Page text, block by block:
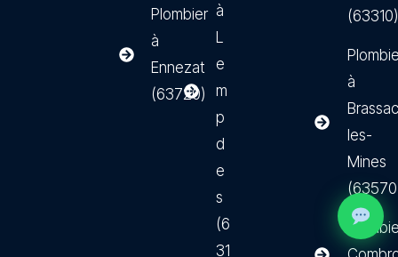
Plombier
à
Ennezat
(63720)
à
L
e
m
p
d
e
s
(6
31
(63310)
à
les-
Mines